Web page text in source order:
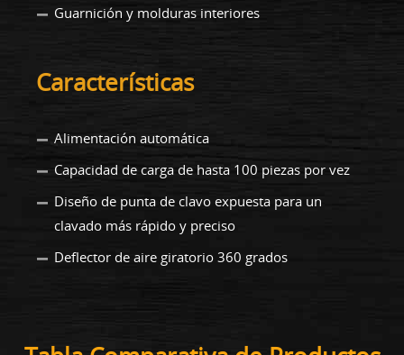
Guarnición y molduras interiores
Características
Alimentación automática
Capacidad de carga de hasta 100 piezas por vez
Diseño de punta de clavo expuesta para un
clavado más rápido y preciso
Deflector de aire giratorio 360 grados